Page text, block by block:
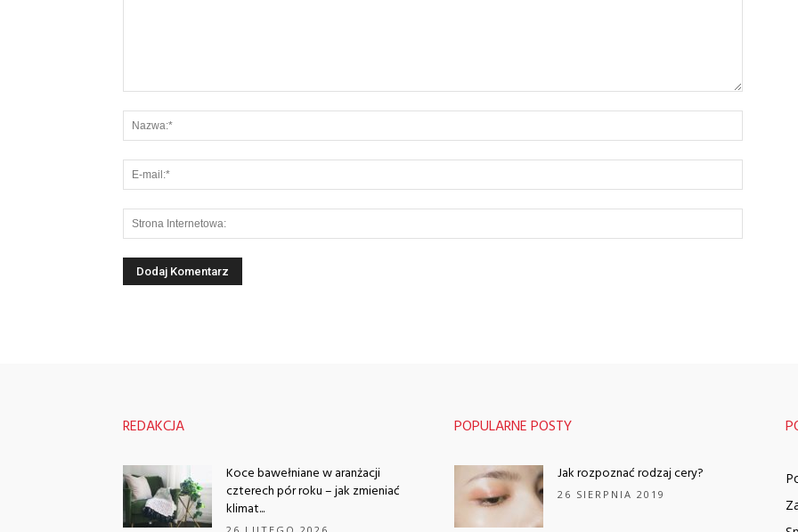
REDAKCJA
Koce bawełniane w aranżacji
czterech pór roku – jak zmieniać
klimat...
POPULARNE POSTY
Jak rozpoznać rodzaj cery?
26 SIERPNIA 2019